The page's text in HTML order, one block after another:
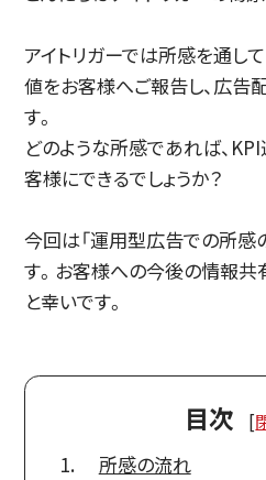
アイトリガーでは所感を通し
値をお客様へご報告し、広告
す。
どのような所感であれば、
客様にできるでしょうか？
今回は「運用型広告での所感
す。お客様への今後の情報
と幸いです。
目次 [
所感の流れ